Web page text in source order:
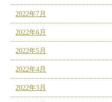
2022年7月
2022年6月
2022年5月
2022年4月
2022年3月